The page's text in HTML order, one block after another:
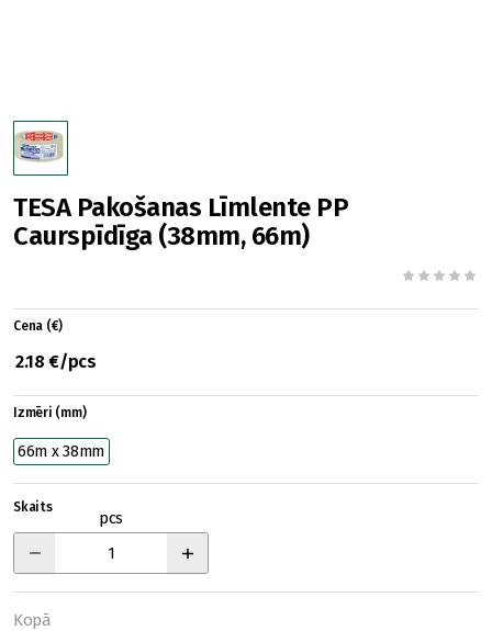
TESA Pakošanas Līmlente PP
Caurspīdīga (38mm, 66m)
Cena (€)
2.18 €/pcs
Izmēri (mm)
66m x 38mm
Skaits
pcs
Kopā